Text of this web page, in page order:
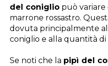
del coniglio può variare
marrone rossastro.
dovuta principalmente
coniglio e alla quantità di
Se noti che la pipì del